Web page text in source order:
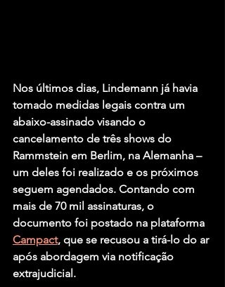
Nos últimos dias, Lindemann já havia
tomado medidas legais contra um
abaixo-assinado visando o
cancelamento de três shows do
Rammstein em Berlim, na Alemanha –
um deles foi realizado e os próximos
seguem agendados. Contando com
mais de 70 mil assinaturas, o
documento foi postado na plataforma
Campact, que se recusou a tirá-lo do ar
após abordagem via notificação
extrajudicial.